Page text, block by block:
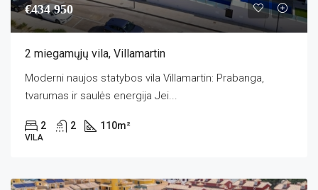
€434 950
2 miegamųjų vila, Villamartin
Moderni naujos statybos vila Villamartin: Prabanga,
tvarumas ir saulės energija Jei...
2 2 110m²
VILA